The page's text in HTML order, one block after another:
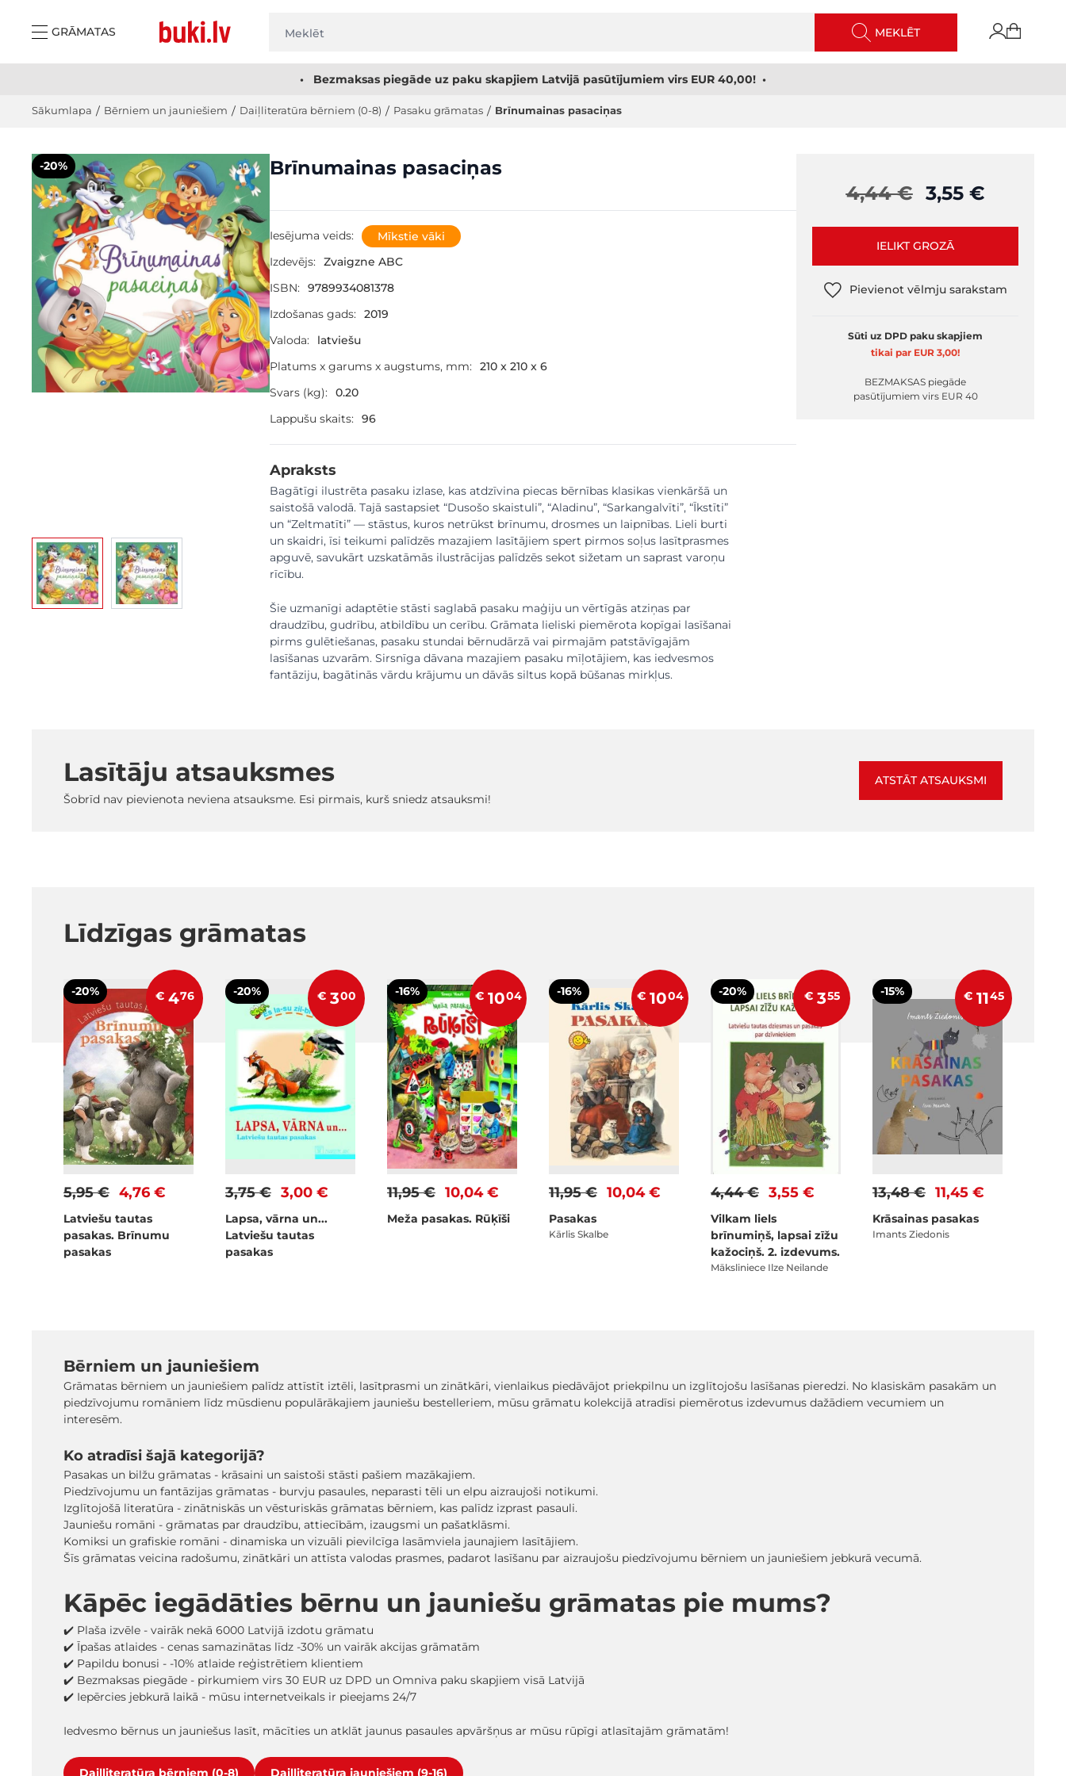
GRĀMATAS
MEKLĒT
• Bezmaksas piegāde uz paku skapjiem Latvijā pasūtījumiem virs EUR 40,00! •
Sākumlapa / Bērniem un jauniešiem / Daiļliteratūra bērniem (0-8) / Pasaku grāmatas / Brīnumainas pasaciņas
-20%
Main image
Click to view image in fullscreen
View larger imageView larger image
Brīnumainas pasaciņas
Iesējuma veids:
Mīkstie vāki
Izdevējs:
Zvaigzne ABC
ISBN:
9789934081378
Izdošanas gads:
2019
Valoda:
latviešu
Platums x garums x augstums, mm:
210 x 210 x 6
Svars (kg):
0.20
Lappušu skaits:
96
Apraksts
Bagātīgi ilustrēta pasaku izlase, kas atdzīvina piecas bērnības klasikas vienkāršā un
saistošā valodā. Tajā sastapsiet “Dusošo skaistuli”, “Aladinu”, “Sarkangalvīti”, “Īkstīti”
un “Zeltmatīti” — stāstus, kuros netrūkst brīnumu, drosmes un laipnības. Lieli burti
un skaidri, īsi teikumi palīdzēs mazajiem lasītājiem spert pirmos soļus lasītprasmes
apguvē, savukārt uzskatāmās ilustrācijas palīdzēs sekot sižetam un saprast varoņu
rīcību.
Šie uzmanīgi adaptētie stāsti saglabā pasaku maģiju un vērtīgās atziņas par
draudzību, gudrību, atbildību un cerību. Grāmata lieliski piemērota kopīgai lasīšanai
pirms gulētiešanas, pasaku stundai bērnudārzā vai pirmajām patstāvīgajām
lasīšanas uzvarām. Sirsnīga dāvana mazajiem pasaku mīļotājiem, kas iedvesmos
fantāziju, bagātinās vārdu krājumu un dāvās siltus kopā būšanas mirkļus.
4,44 € 3,55 €
IELIKT GROZĀ
Pievienot vēlmju sarakstam
Sūti uz DPD paku skapjiem
tikai par EUR 3,00!
BEZMAKSAS piegāde
pasūtījumiem virs EUR 40
Lasītāju atsauksmes
Šobrīd nav pievienota neviena atsauksme. Esi pirmais, kurš sniedz atsauksmi!
ATSTĀT ATSAUKSMI
Līdzīgas grāmatas
-20% € 476
4,76 €
5,95 €
Latviešu tautas
pasakas. Brīnumu
pasakas
-20% € 300
3,00 €
3,75 €
Lapsa, vārna un...
Latviešu tautas
pasakas
-16% € 1004
10,04 €
11,95 €
Meža pasakas. Rūķīši
-16% € 1004
10,04 €
11,95 €
Pasakas
Kārlis Skalbe
-20% € 355
3,55 €
4,44 €
Vilkam liels
brīnumiņš, lapsai zīžu
kažociņš. 2. izdevums.
Māksliniece Ilze Neilande
-15% € 1145
11,45 €
13,48 €
Krāsainas pasakas
Imants Ziedonis
Bērniem un jauniešiem
Grāmatas bērniem un jauniešiem palīdz attīstīt iztēli, lasītprasmi un zinātkāri, vienlaikus piedāvājot priekpilnu un izglītojošu lasīšanas pieredzi. No klasiskām pasakām un
piedzīvojumu romāniem līdz mūsdienu populārākajiem jauniešu bestelleriem, mūsu grāmatu kolekcijā atradīsi piemērotus izdevumus dažādiem vecumiem un
interesēm.
Ko atradīsi šajā kategorijā?
Pasakas un bilžu grāmatas - krāsaini un saistoši stāsti pašiem mazākajiem.
Piedzīvojumu un fantāzijas grāmatas - burvju pasaules, neparasti tēli un elpu aizraujoši notikumi.
Izglītojošā literatūra - zinātniskās un vēsturiskās grāmatas bērniem, kas palīdz izprast pasauli.
Jauniešu romāni - grāmatas par draudzību, attiecībām, izaugsmi un pašatklāsmi.
Komiksi un grafiskie romāni - dinamiska un vizuāli pievilcīga lasāmviela jaunajiem lasītājiem.
Šīs grāmatas veicina radošumu, zinātkāri un attīsta valodas prasmes, padarot lasīšanu par aizraujošu piedzīvojumu bērniem un jauniešiem jebkurā vecumā.
Kāpēc iegādāties bērnu un jauniešu grāmatas pie mums?
✔️ Plaša izvēle - vairāk nekā 6000 Latvijā izdotu grāmatu
✔️ Īpašas atlaides - cenas samazinātas līdz -30% un vairāk akcijas grāmatām
✔️ Papildu bonusi - -10% atlaide reģistrētiem klientiem
✔️ Bezmaksas piegāde - pirkumiem virs 30 EUR uz DPD un Omniva paku skapjiem visā Latvijā
✔️ Iepērcies jebkurā laikā - mūsu internetveikals ir pieejams 24/7
Iedvesmo bērnus un jauniešus lasīt, mācīties un atklāt jaunus pasaules apvāršņus ar mūsu rūpīgi atlasītajām grāmatām!
Daiļliteratūra bērniem (0-8) Daiļliteratūra jauniešiem (9-16)